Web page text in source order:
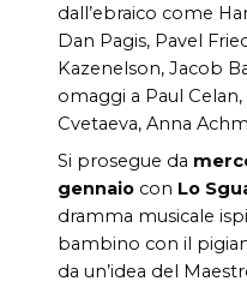
dall’ebraico come
Dan Pagis, Pavel
Kazenelson, Jacob
omaggi a Paul
Cvetaeva, Anna
Si prosegue da
gennaio con Lo
dramma musicale
bambino con il
da un’idea del